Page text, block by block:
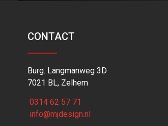
CONTACT
Burg. Langmanweg 3D
7021 BL, Zelhem
0314 62 57 71
info@mjdesign.nl